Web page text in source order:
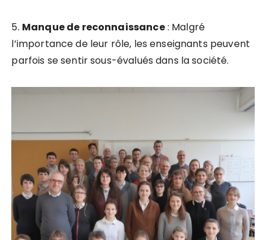
5. Manquede reconnaissance: Malgré
l’importance de leur rôle, les enseignants peuvent
parfois se sentir sous-évalués dans la société.